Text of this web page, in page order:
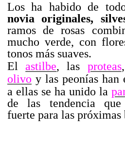
Los ha habido de
novia originales,
ramos de rosas
mucho verde, con
tonos más suaves.
Elastilbe, las proteas
olivo y las peonías han
a ellas se ha unido la
de las tendencia que
fuerte para las próximas